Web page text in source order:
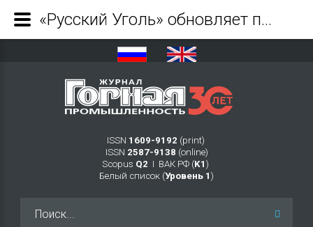
ISSN 1609-9192 (print)
ISSN 2587-9138 (online)
Scopus Q2 Ι ВАК РФ (K1 )
Белый список (Уровень 1 )
«Русский Уголь» обновляет парк карьерных самосвалов Переясловского разреза - Журнал Горная промышленность